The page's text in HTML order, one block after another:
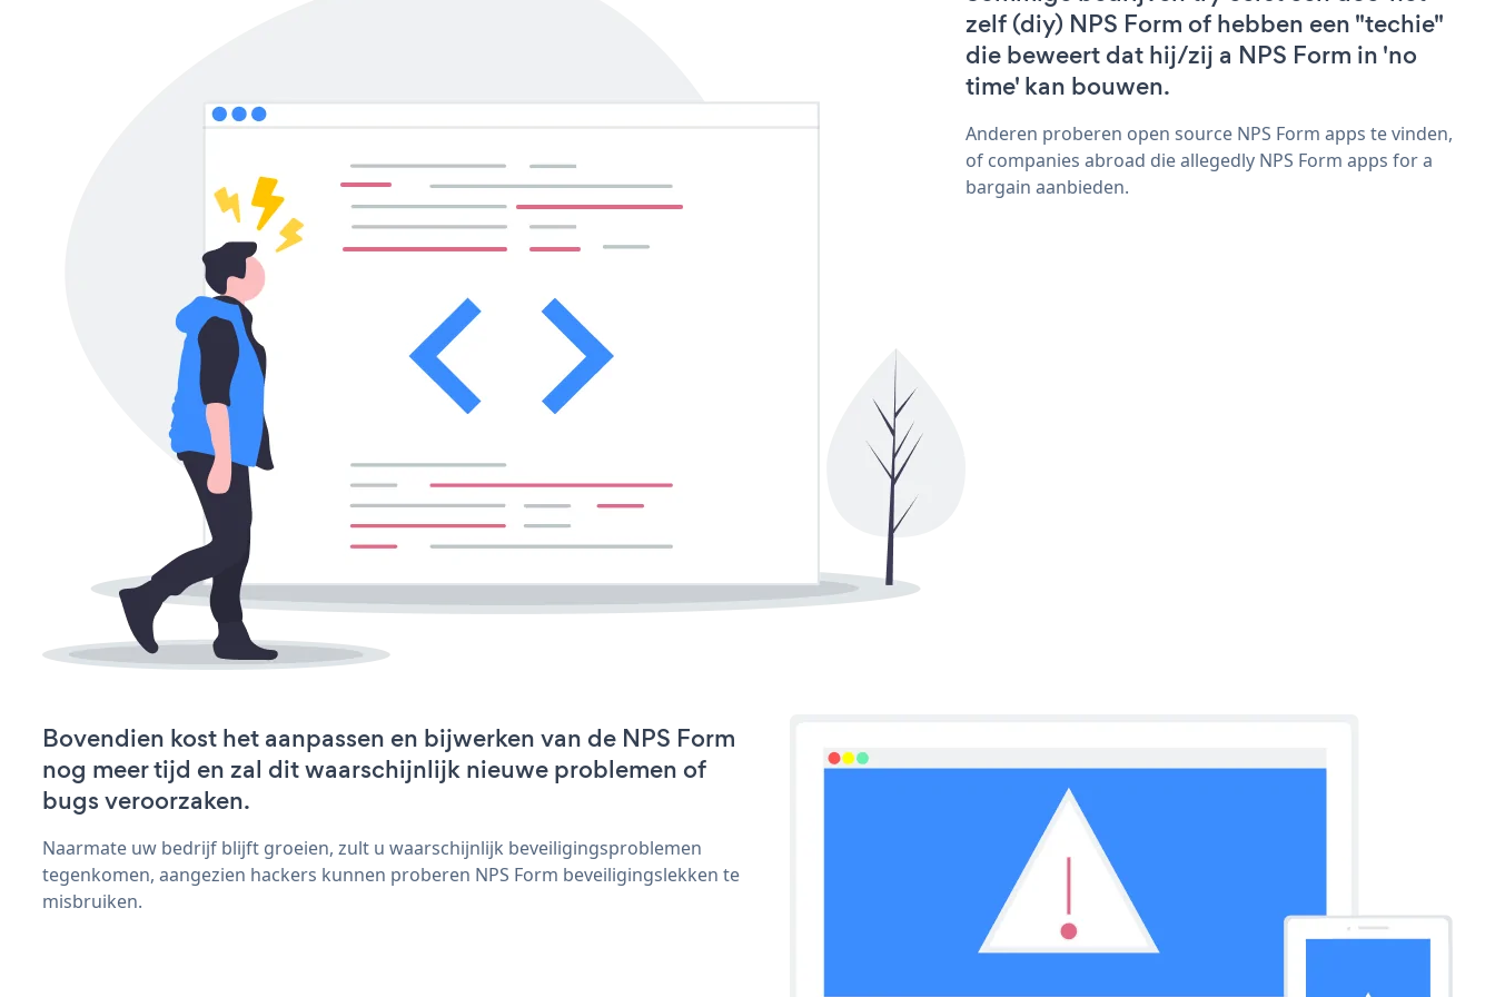
zelf (diy) NPS Form of hebben een "techie"
die beweert dat hij/zij a NPS Form in 'no
time' kan bouwen.
Anderen proberen open source NPS Form apps te vinden,
of companies abroad die allegedly NPS Form apps for a
bargain aanbieden.
Bovendien kost het aanpassen en bijwerken van de NPS Form
nog meer tijd en zal dit waarschijnlijk nieuwe problemen of
bugs veroorzaken.
Naarmate uw bedrijf blijft groeien, zult u waarschijnlijk beveiligingsproblemen
tegenkomen, aangezien hackers kunnen proberen NPS Form beveiligingslekken te
misbruiken.